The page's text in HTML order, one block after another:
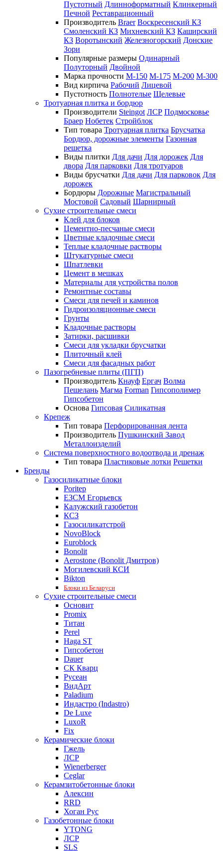
Пустотный Длинноформатный Клинкерный
Печной Реставрационный
Производитель Braer Воскресенский КЗ
Смоленский КЗ Михневский КЗ Каширский
КЗ Воротынский Железногорский Донские
Зори
Популярные размеры Одинарный
Полуторный Двойной
Марка прочности М-150 М-175 М-200 М-300
Вид кирпича Рабочий Лицевой
Пустотность Полнотелые Щелевые
Тротуарная плитка и бордюр
Производители Steingot ЛСР Подмосковье
Браер Нобетек Стройблок
Тип товара Тротуарная плитка Брусчатка
Бордюр, дорожные элементы Газонная
решетка
Виды плитки Для дачи Для дорожек Для
двора Для парковки Для тротуаров
Виды брусчатки Для дачи Для парковок Для
дорожек
Бордюры Дорожные Магистральный
Мостовой Садовый Шарнирный
Сухие строительные смеси
Клей для блоков
Цементно-песчаные смеси
Цветные кладочные смеси
Теплые кладочные растворы
Штукатурные смеси
Шпатлевки
Цемент в мешках
Материалы для устройства полов
Ремонтные составы
Смеси для печей и каминов
Гидроизоляционные смеси
Грунты
Кладочные растворы
Затирки, расшивки
Смеси для укладки брусчатки
Плиточный клей
Смеси для фасадных работ
Пазогребневые плиты (ПГП)
Производитель Кнауф Ергач Волма
Пешелань Магма Forman Гипсополимер
Гипсобетон
Основа Гипсовая Силикатная
Крепеж
Тип товара Перфорированная лента
Производитель Пушкинский Завод
Металлоизделий
Система поверхностного водоотвода и дренаж
Тип товара Пластиковые лотки Решетки
Бренды
Газосиликатные блоки
Poritep
ЕЗСМ Егорьевск
Калужский газобетон
КСЗ
Газосиликатстрой
NovoBlock
Euroblock
Bonolit
Aerostone (Bonolit Дмитров)
Могилевский КСИ
Bikton
Блоки из Беларуси
Сухие строительные смеси
Основит
Promix
Титан
Perel
Haga ST
Гипсобетон
Dauer
СК Кварц
Русеан
ВидАрт
Paladium
Индастро (Indastro)
De Luxe
LuxoR
Fix
Керамические блоки
Гжель
ЛСР
Wienerberger
Ceglar
Керамзитобетонные блоки
Алексин
RRD
Хоган Рус
Газобетонные блоки
YTONG
ЛСР
SLS